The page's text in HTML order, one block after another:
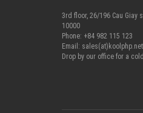
3rd floor, 26/196 Cau Giay
10000
Phone: +84 982 115 123
Email: sales(at)koolphp.net
Drop by our office for a